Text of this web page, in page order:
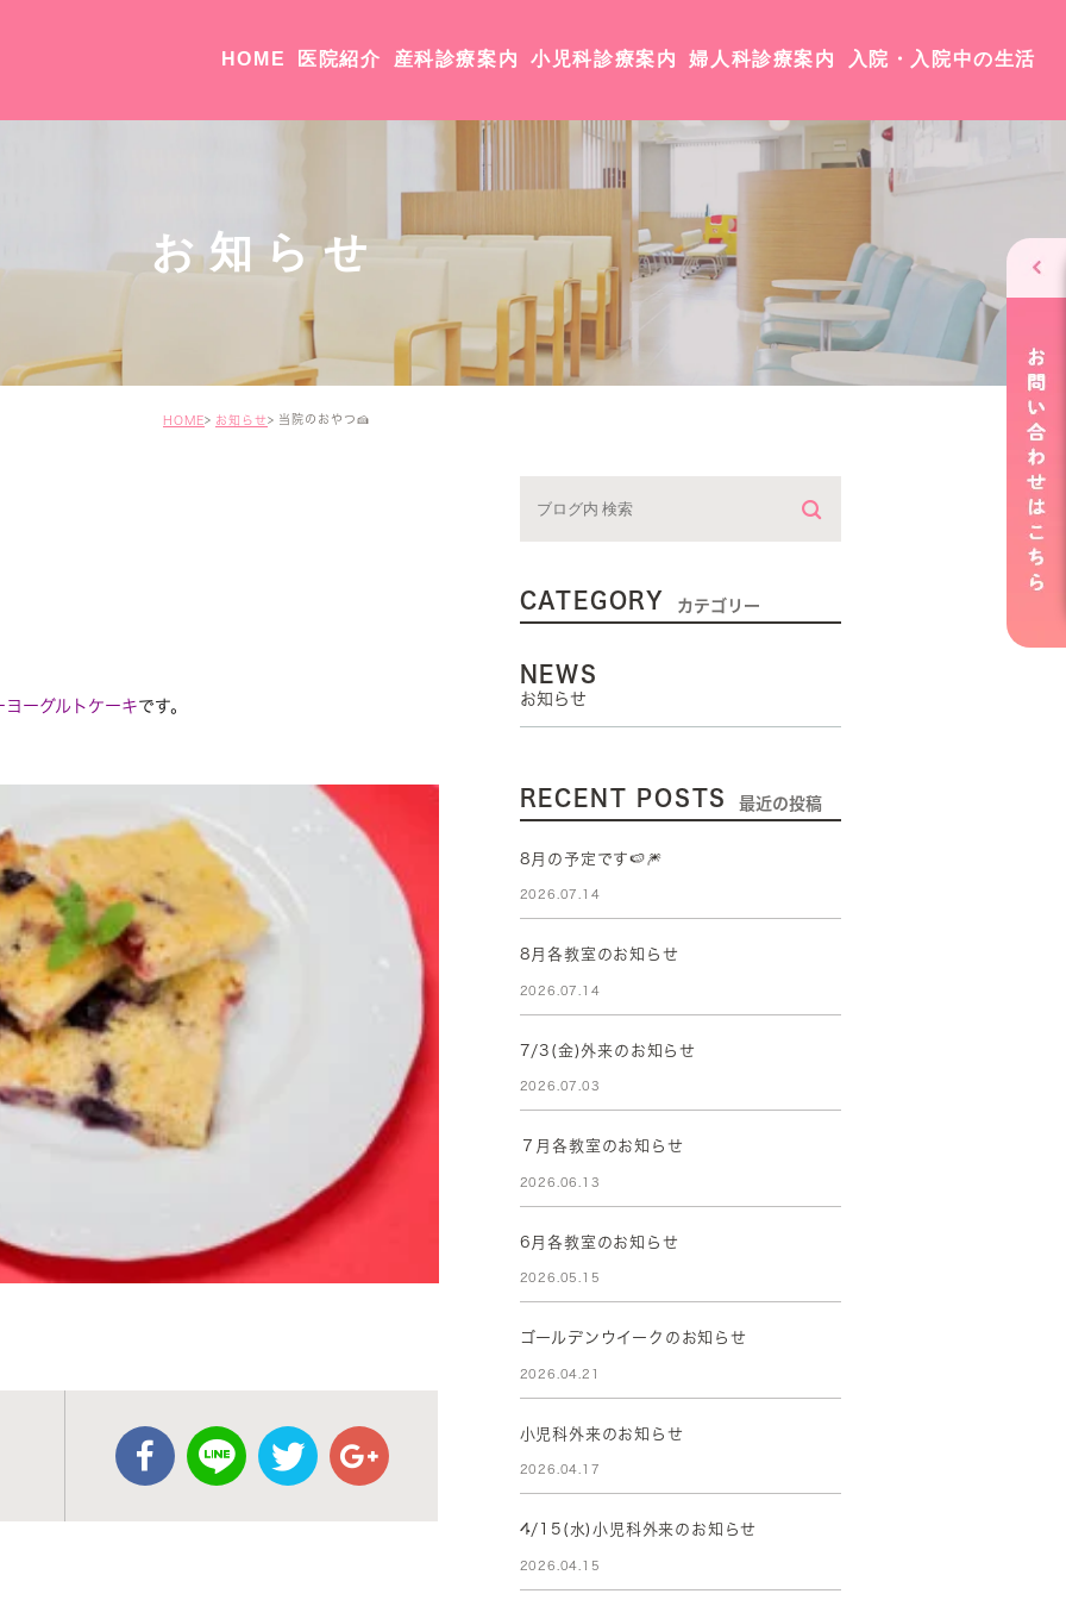
HOME 医院紹介
医院紹介・アクセス
産科診療案内 小児科診療案内 婦人科診療案内 入院・入院中の生活
お知らせ
HOME お知らせ 当院のおやつ🍰
ヨーグルトケーキです。
CATEGORY カテゴリー
NEWS
お知らせ
RECENT POSTS 最近の投稿
8月の予定です🍉🎆
2026.07.14
8月各教室のお知らせ
2026.07.14
7/3(金)外来のお知らせ
2026.07.03
７月各教室のお知らせ
2026.06.13
6月各教室のお知らせ
2026.05.15
ゴールデンウイークのお知らせ
2026.04.21
小児科外来のお知らせ
2026.04.17
4/15(水)小児科外来のお知らせ
2026.04.15